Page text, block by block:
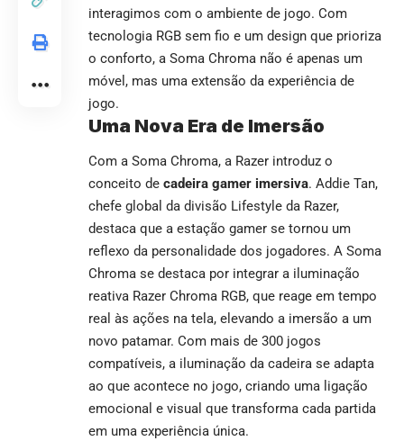
interagimos com o ambiente de jogo. Com
tecnologia RGB sem fio e um design que prioriza
o conforto, a Soma Chroma não é apenas um
móvel, mas uma extensão da experiência de
jogo.
Uma Nova Era de Imersão
Com a Soma Chroma, a Razer introduz o
conceito de cadeira gamer imersiva. Addie Tan,
chefe global da divisão Lifestyle da Razer,
destaca que a estação gamer se tornou um
reflexo da personalidade dos jogadores. A Soma
Chroma se destaca por integrar a iluminação
reativa Razer Chroma RGB, que reage em tempo
real às ações na tela, elevando a imersão a um
novo patamar. Com mais de 300 jogos
compatíveis, a iluminação da cadeira se adapta
ao que acontece no jogo, criando uma ligação
emocional e visual que transforma cada partida
em uma experiência única.